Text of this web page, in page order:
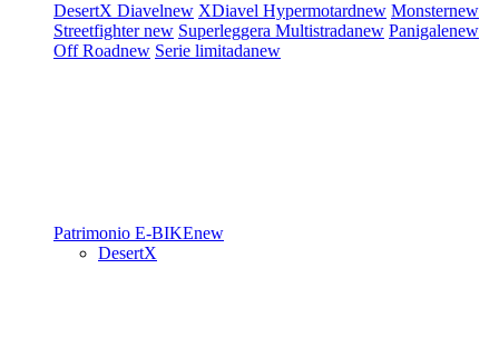
DesertX Diavelnew XDiavel Hypermotardnew Monsternew
Streetfighternew Superleggera Multistradanew Panigalenew
Off Roadnew Serie limitadanew
Patrimonio E-BIKEnew
DesertX